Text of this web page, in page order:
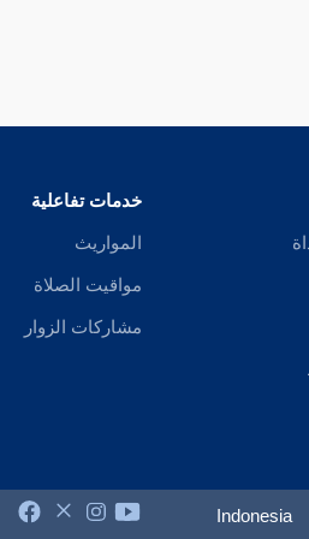
خدمات تفاعلية
المواريث
مواقيت الصلاة
مشاركات الزوار
Indonesia